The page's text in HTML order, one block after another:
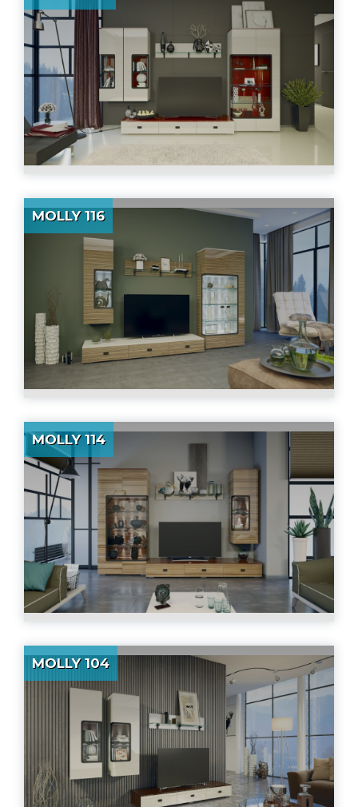
MOLLY 116
MOLLY 114
MOLLY 104